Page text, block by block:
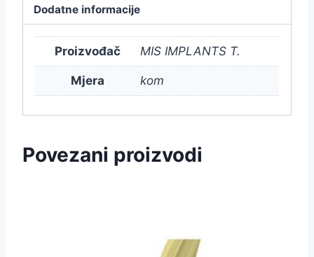
Dodatne informacije
Proizvođač MIS IMPLANTS T.
Mjera kom
Povezani proizvodi